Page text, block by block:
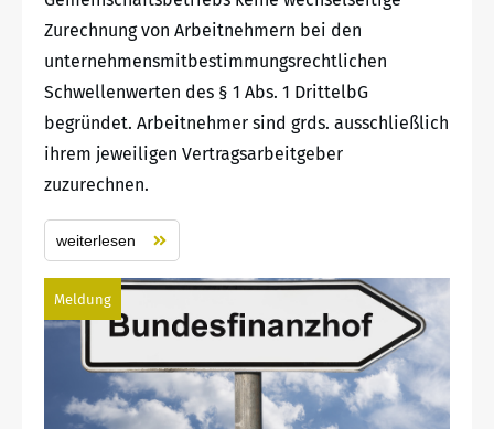
Zurechnung von Arbeitnehmern bei den
unternehmensmitbestimmungsrechtlichen
Schwellenwerten des § 1 Abs. 1 DrittelbG
begründet. Arbeitnehmer sind grds. ausschließlich
ihrem jeweiligen Vertragsarbeitgeber
zuzurechnen.
weiterlesen
Meldung